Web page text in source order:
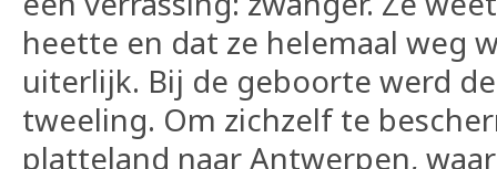
heette en dat ze helemaal weg
uiterlijk. Bij de geboorte werd
tweeling. Om zichzelf te
platteland naar Antwerpen,